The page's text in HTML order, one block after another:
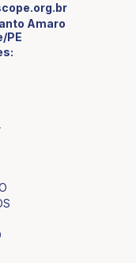
Amaro
PE